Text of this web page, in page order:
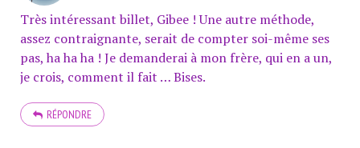
Très intéressant billet, Gibee ! Une autre méthode,
assez contraignante, serait de compter soi-même ses
pas, ha ha ha ! Je demanderai à mon frère, qui en a un,
je crois, comment il fait … Bises.
RÉPONDRE